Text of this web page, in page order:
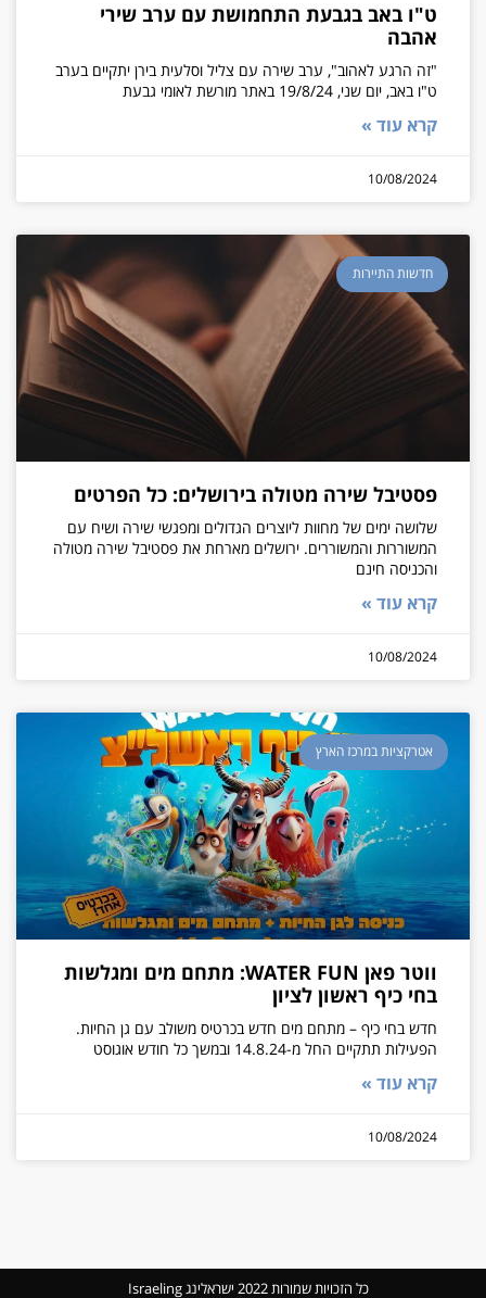
ט"ו באב בגבעת התחמושת עם ערב שירי
אהבה
"זה הרגע לאהוב", ערב שירה עם צליל וסלעית בירן יתקיים בערב
ט"ו באב, יום שני, 19/8/24 באתר מורשת לאומי גבעת
קרא עוד »
10/08/2024
חדשות התיירות
פסטיבל שירה מטולה בירושלים: כל הפרטים
שלושה ימים של מחוות ליוצרים הגדולים ומפגשי שירה ושיח עם
המשוררות והמשוררים. ירושלים מארחת את פסטיבל שירה מטולה
והכניסה חינם
קרא עוד »
10/08/2024
אטרקציות במרכז הארץ
ווטר פאן WATER FUN: מתחם מים ומגלשות
בחי כיף ראשון לציון
חדש בחי כיף – מתחם מים חדש בכרטיס משולב עם גן החיות.
הפעילות תתקיים החל מ-14.8.24 ובמשך כל חודש אוגוסט
קרא עוד »
10/08/2024
כל הזכויות שמורות 2022 ישראלינג Israeling